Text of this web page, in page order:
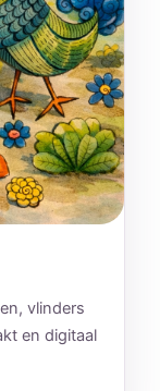
vlinders
en digitaal